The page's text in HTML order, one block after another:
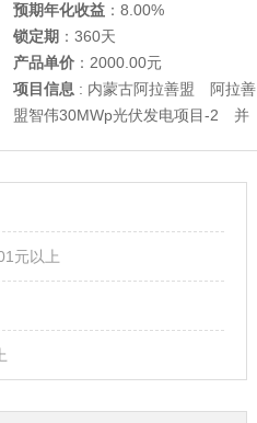
预期年化收益 ：8.00%
锁定期 ：360天
产品单价 ：2000.00元
项目信息 : 内蒙古阿拉善盟 阿拉善
盟智伟30MWp光伏发电项目-2 并
元以上